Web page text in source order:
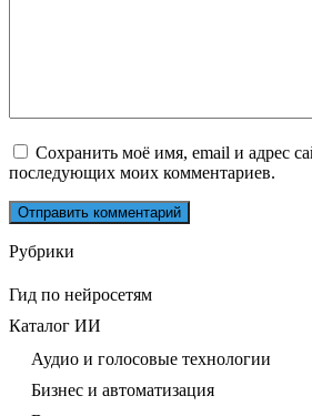
Сохранить моё имя, email и адрес
последующих моих комментариев.
Рубрики
Гид по нейросетям
Каталог ИИ
Аудио и голосовые технологии
Бизнес и автоматизация